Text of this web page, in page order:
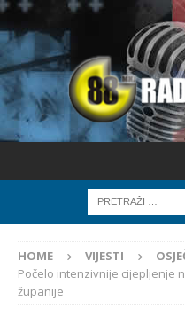
HOME VIJESTI
Počelo intenzivnije cijepljenje
županije